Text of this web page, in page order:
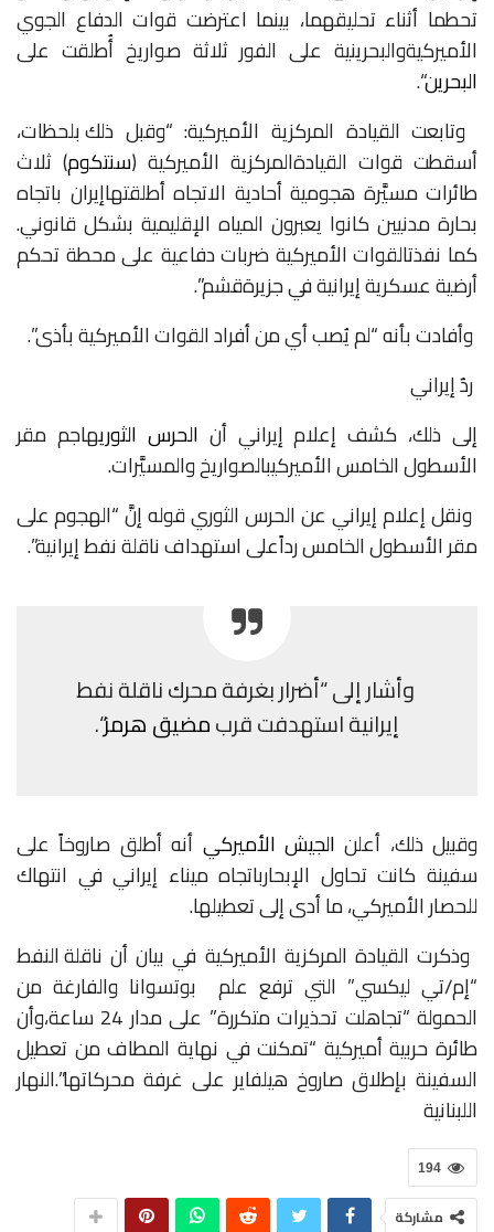
تحطما أثناء تحليقهما، بينما اعترضت قوات الدفاع الجوي
الأميركيةوالبحرينية على الفور ثلاثة صواريخ أُطلقت على
البحرين“
.
وتابعت القيادة المركزية الأميركية: “وقبل ذلكبلحظات،
أسقطت قوات القيادةالمركزية الأميركية (سنتكوم) ثلاث
طائرات مسيَّرة هجومية أحادية الاتجاه أطلقتهاإيران باتجاه
بحارة مدنيين كانوا يعبرون المياه الإقليمية بشكل قانوني.
كما نفذتالقواتالأميركيةضرباتدفاعية علىمحطةتحكم
أرضيةعسكريةإيرانيةفيجزيرةقشم”.
وأفادتبأنه“لميُصبأيمنأفرادالقواتالأميركيةبأذى”.
ردٌ إيراني
إلى ذلك، كشف إعلام إيراني أن الحرس الثوريهاجم مقر
الأسطولالخامسالأميركيبالصواريخوالمسيَّرات.
ونقلإعلامإيراني عنالحرسالثوريقولهإنَّ“الهجومعلى
مقرالأسطولالخامسرداًعلىاستهدافناقلةنفطإيرانية”.
وأشارإلى“أضراربغرفةمحركناقلةنفط
إيرانيةاستهدفتقربمضيق هرمز“
.
وقبيل ذلك، أعلن الجيش الأميركي أنه أطلق صاروخاً على
سفينة كانت تحاول الإبحارباتجاه ميناء إيراني في انتهاك
للحصارالأميركي،ماأدىإلىتعطيلها.
وذكرت القيادة المركزية الأميركية في بيان أن ناقلةالنفط
“إم/تي ليكسي” التي ترفع علم بوتسوانا والفارغة من
الحمولة “تجاهلت تحذيراتمتكررة” علىمدار ساعة،وأن
طائرة حربية أميركية “تمكنت في نهاية المطاف من تعطيل
السفينة بإطلاق صاروخ هيلفاير على غرفة محركاتها”.النهار
اللبنانية
194
مشاركة